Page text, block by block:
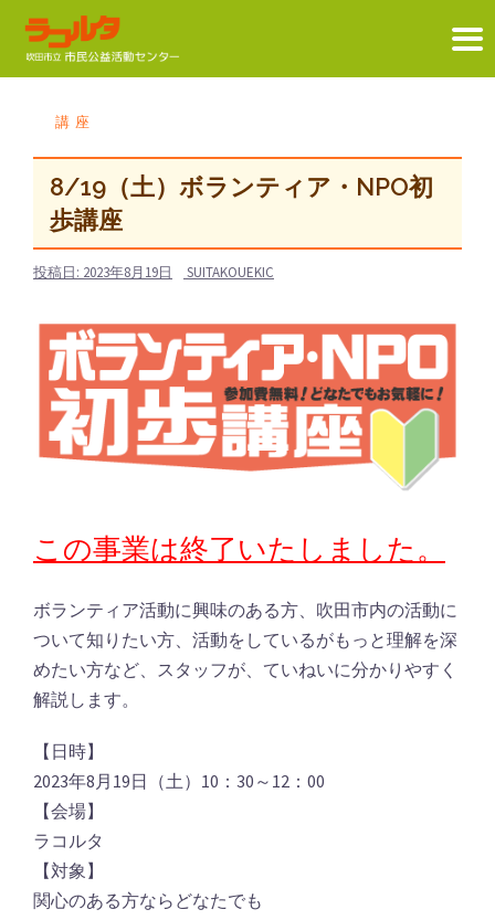
講座
8/19（土）ボランティア・NPO初
歩講座
投稿日: 2023年8月19日 SUITAKOUEKIC
この事業は終了いたしました。
ボランティア活動に興味のある方、吹田市内の活動に
ついて知りたい方、活動をしているがもっと理解を深
めたい方など、スタッフが、ていねいに分かりやすく
解説します。
【日時】
2023年8月19日（土）10：30～12：00
【会場】
ラコルタ
【対象】
関心のある方ならどなたでも